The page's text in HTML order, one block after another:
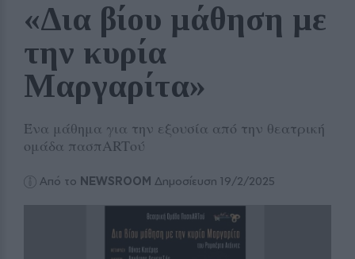
«Δια βίου μάθηση με
την κυρία
Μαργαρίτα»
Ένα μάθημα για την εξουσία από την θεατρική
ομάδα πασπARTού
Από το NEWSROOM Δημοσίευση 19/2/2025